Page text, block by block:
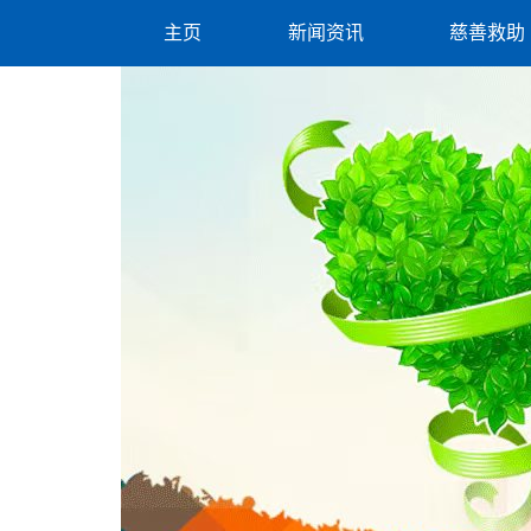
主页 新闻资讯 慈善救助